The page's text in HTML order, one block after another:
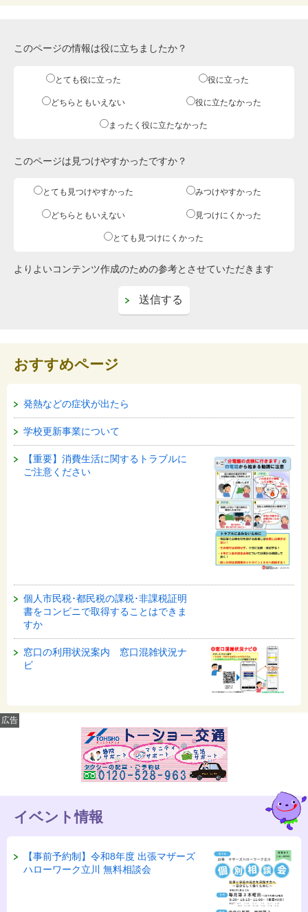
このページの情報は役に立ちましたか？
とても役に立った 役に立った
どちらともいえない 役に立たなかった
まったく役に立たなかった
このページは見つけやすかったですか？
とても見つけやすかった みつけやすかった
どちらともいえない 見つけにくかった
とても見つけにくかった
よりよいコンテンツ作成のための参考とさせていただきます
おすすめページ
発熱などの症状が出たら
学校更新事業について
【重要】消費生活に関するトラブルに
ご注意ください
個人市民税･都民税の課税･非課税証明
書をコンビニで取得することはできま
すか
窓口の利用状況案内 窓口混雑状況ナ
ビ
広告
イベント情報
【事前予約制】令和8年度 出張マザーズ
ハローワーク立川 無料相談会